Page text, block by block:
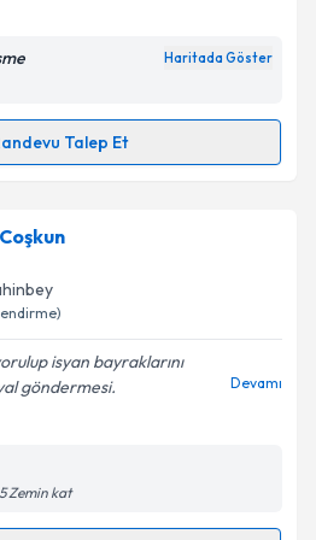
işlenmesine ilişkin
Aydınlatma
ve kişisel verilerimin belirtilen
kabul ediyorum.
Haritada Göster
Talep Et
Talebi
randevu takvimi talebi oluşturun.
almanız için bir takvim
ile bilgilendireceğiz.
ve kişisel verilerimin belirtilen
kabul ediyorum.
isyan bayraklarını
göndermesi.
Devamı
Zemin kat